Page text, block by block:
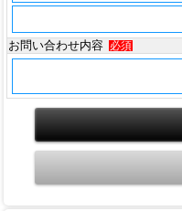
お問い合わせ内容
必須